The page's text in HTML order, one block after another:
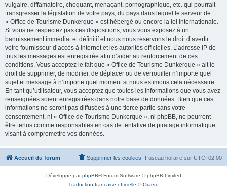
vulgaire, diffamatoire, choquant, menaçant, pornographique, etc. qui pourrait
transgresser la législation de votre pays, du pays dans lequel le serveur de
« Office de Tourisme Dunkerque » est hébergé ou encore la loi internationale.
Si vous ne respectez pas ces dispositions, vous vous exposez à un
bannissement immédiat et définitif et nous nous réservons le droit d’avertir
votre fournisseur d’accès à internet et les autorités officielles. L’adresse IP de
tous les messages est enregistrée afin d’aider au renforcement de ces
conditions. Vous acceptez le fait que « Office de Tourisme Dunkerque » ait le
droit de supprimer, de modifier, de déplacer ou de verrouiller n’importe quel
sujet et message à n’importe quel moment si nous estimons cela nécessaire.
En tant qu’utilisateur, vous acceptez que toutes les informations que vous avez
renseignées soient enregistrées dans notre base de données. Bien que ces
informations ne seront pas diffusées à une tierce partie sans votre
consentement, ni « Office de Tourisme Dunkerque », ni phpBB, ne pourront
être tenus comme responsables en cas de tentative de piratage informatique
visant à compromettre vos données.
Accueil du forum Fuseau horaire sur UTC+02:00
Supprimer les cookies
Développé parphpBB® Forum Software © phpBB Limited
Traduction française officielle ©Qiaeru